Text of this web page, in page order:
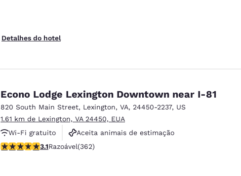
Detalhes do hotel
Econo Lodge Lexington Downtown near I-81
820 South Main Street, Lexington, VA, 24450-2237, US
1.61 km de Lexington, VA 24450, EUA
Wi-Fi gratuito
Aceita animais de estimação
classificação 3.06 estrelas. Razoável. 362 avaliações
3.1Razoável(362)